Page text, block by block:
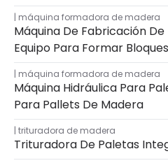
máquina formadora de madera
Máquina De Fabricación
Equipo Para Formar
máquina formadora de madera
Máquina Hidráulica Para
Para Pallets De Madera
trituradora de madera
Trituradora De Paletas